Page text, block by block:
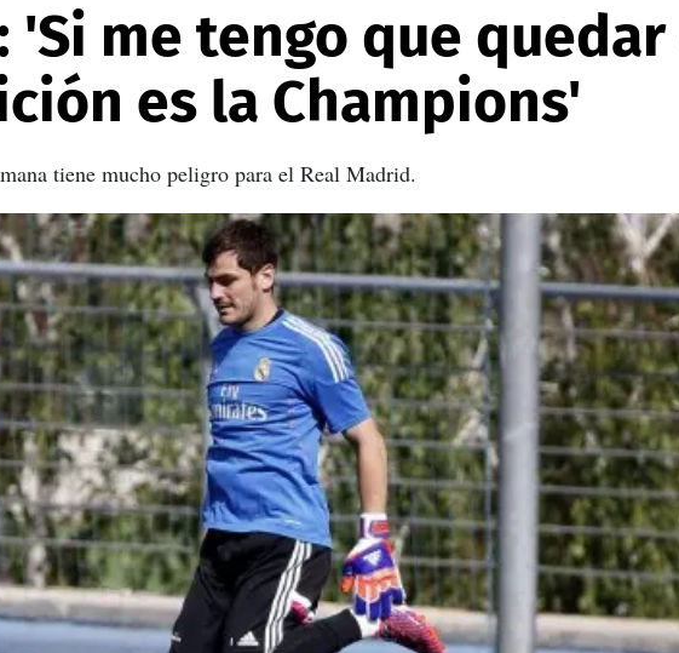
'Si me tengo que
es la Champions'
tiene mucho peligro para el Real Madrid.